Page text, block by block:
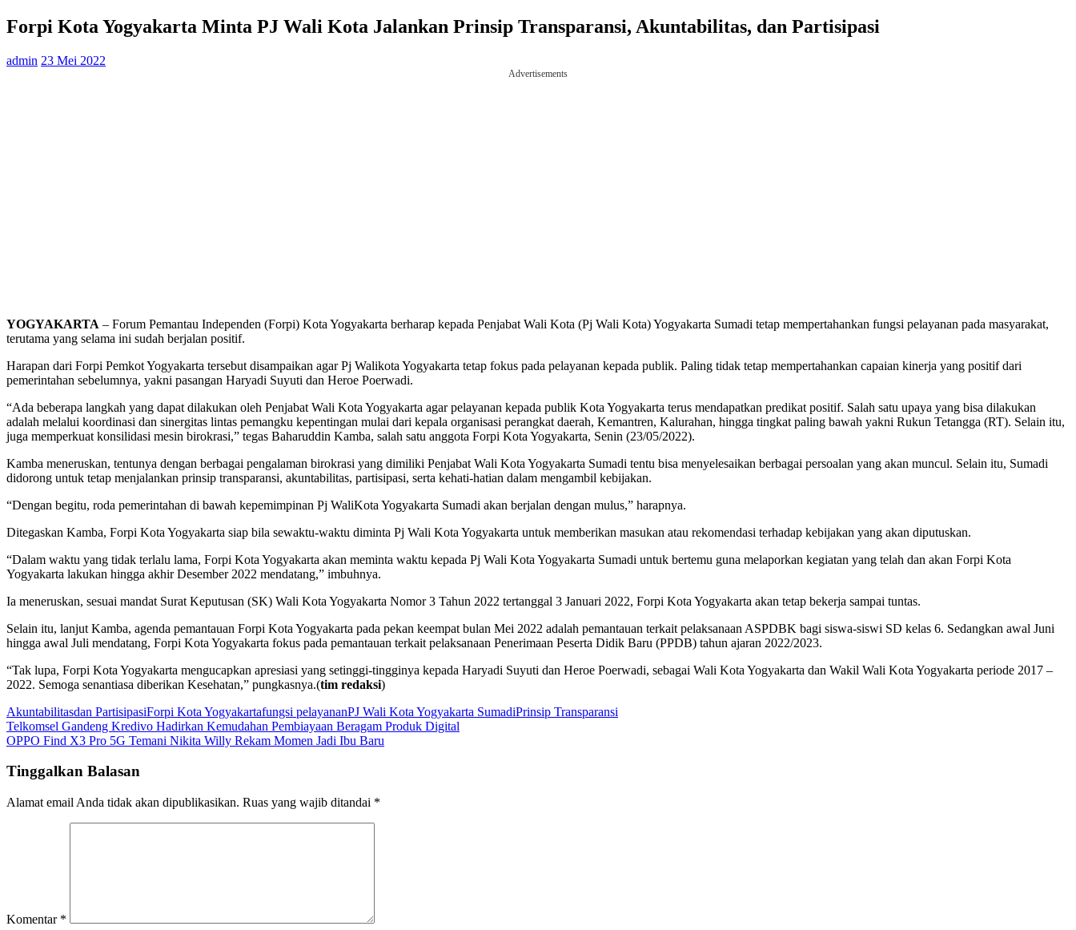
Forpi Kota Yogyakarta Minta PJ Wali Kota Jalankan Prinsip Transparansi, Akuntabilitas, dan Partisipasi
admin 23 Mei 2022
Advertisements
YOGYAKARTA – Forum Pemantau Independen (Forpi) Kota Yogyakarta berharap kepada Penjabat Wali Kota (Pj Wali Kota) Yogyakarta Sumadi tetap mempertahankan fungsi pelayanan pada masyarakat,
terutama yang selama ini sudah berjalan positif.
Harapan dari Forpi Pemkot Yogyakarta tersebut disampaikan agar Pj Walikota Yogyakarta tetap fokus pada pelayanan kepada publik. Paling tidak tetap mempertahankan capaian kinerja yang positif dari
pemerintahan sebelumnya, yakni pasangan Haryadi Suyuti dan Heroe Poerwadi.
“Ada beberapa langkah yang dapat dilakukan oleh Penjabat Wali Kota Yogyakarta agar pelayanan kepada publik Kota Yogyakarta terus mendapatkan predikat positif. Salah satu upaya yang bisa dilakukan
adalah melalui koordinasi dan sinergitas lintas pemangku kepentingan mulai dari kepala organisasi perangkat daerah, Kemantren, Kalurahan, hingga tingkat paling bawah yakni Rukun Tetangga (RT). Selain itu,
juga memperkuat konsilidasi mesin birokrasi,” tegas Baharuddin Kamba, salah satu anggota Forpi Kota Yogyakarta, Senin (23/05/2022).
Kamba meneruskan, tentunya dengan berbagai pengalaman birokrasi yang dimiliki Penjabat Wali Kota Yogyakarta Sumadi tentu bisa menyelesaikan berbagai persoalan yang akan muncul. Selain itu, Sumadi
didorong untuk tetap menjalankan prinsip transparansi, akuntabilitas, partisipasi, serta kehati-hatian dalam mengambil kebijakan.
“Dengan begitu, roda pemerintahan di bawah kepemimpinan Pj WaliKota Yogyakarta Sumadi akan berjalan dengan mulus,” harapnya.
Ditegaskan Kamba, Forpi Kota Yogyakarta siap bila sewaktu-waktu diminta Pj Wali Kota Yogyakarta untuk memberikan masukan atau rekomendasi terhadap kebijakan yang akan diputuskan.
“Dalam waktu yang tidak terlalu lama, Forpi Kota Yogyakarta akan meminta waktu kepada Pj Wali Kota Yogyakarta Sumadi untuk bertemu guna melaporkan kegiatan yang telah dan akan Forpi Kota
Yogyakarta lakukan hingga akhir Desember 2022 mendatang,” imbuhnya.
Ia meneruskan, sesuai mandat Surat Keputusan (SK) Wali Kota Yogyakarta Nomor 3 Tahun 2022 tertanggal 3 Januari 2022, Forpi Kota Yogyakarta akan tetap bekerja sampai tuntas.
Selain itu, lanjut Kamba, agenda pemantauan Forpi Kota Yogyakarta pada pekan keempat bulan Mei 2022 adalah pemantauan terkait pelaksanaan ASPDBK bagi siswa-siswi SD kelas 6. Sedangkan awal Juni
hingga awal Juli mendatang, Forpi Kota Yogyakarta fokus pada pemantauan terkait pelaksanaan Penerimaan Peserta Didik Baru (PPDB) tahun ajaran 2022/2023.
“Tak lupa, Forpi Kota Yogyakarta mengucapkan apresiasi yang setinggi-tingginya kepada Haryadi Suyuti dan Heroe Poerwadi, sebagai Wali Kota Yogyakarta dan Wakil Wali Kota Yogyakarta periode 2017 –
2022. Semoga senantiasa diberikan Kesehatan,” pungkasnya.(tim redaksi)
Akuntabilitasdan PartisipasiForpi Kota Yogyakartafungsi pelayananPJ Wali Kota Yogyakarta SumadiPrinsip Transparansi
Navigasi
pos
Telkomsel Gandeng Kredivo Hadirkan Kemudahan Pembiayaan Beragam Produk Digital
OPPO Find X3 Pro 5G Temani Nikita Willy Rekam Momen Jadi Ibu Baru
Tinggalkan Balasan
Alamat email Anda tidak akan dipublikasikan. Ruas yang wajib ditandai *
Komentar *